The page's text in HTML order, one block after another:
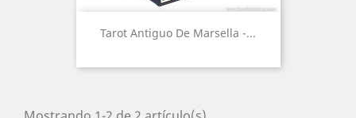
Tarot Antiguo De Marsella -...